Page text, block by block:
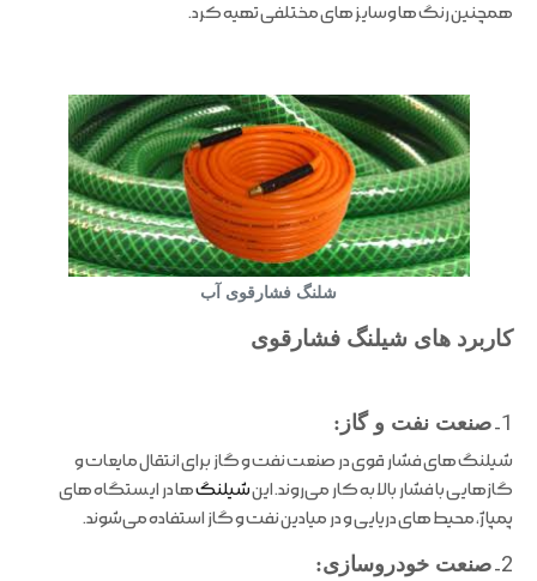
همچنین رنگ ها وسایز های مختلفی تهیه کرد.
شلنگ فشارقوی آب
کاربرد های شیلنگ فشارقوی
1- صنعت نفت و گاز:
شیلنگ های فشار قوی در صنعت نفت و گاز برای انتقال مایعات و
گازهایی با فشار بالا به کار می‌روند. اینشیلنگها در ایستگاه های
پمپاژ، محیط های دریایی و در میادین نفت و گاز استفاده می‌شوند.
2- صنعت خودروسازی: